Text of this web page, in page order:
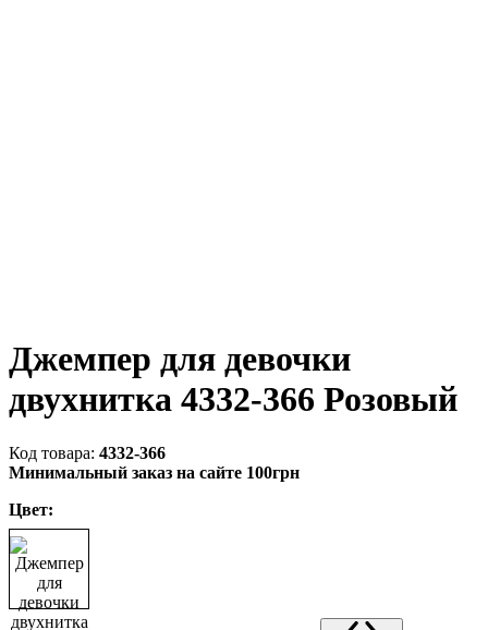
Джемпер для девочки
двухнитка 4332-366 Розовый
4332-366
Минимальный заказ на сайте 100грн
Цвет: